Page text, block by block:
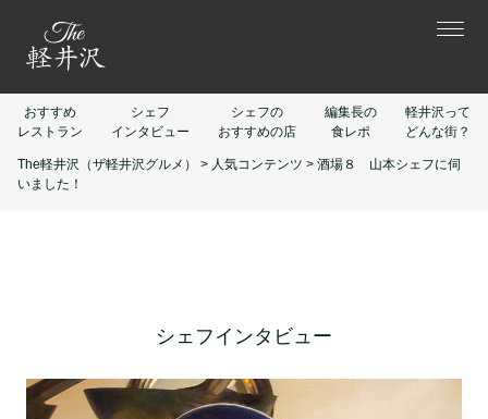
おすすめ
レストラン
シェフ
インタビュー
シェフの
おすすめの店
編集長の
食レポ
軽井沢って
どんな街？
The軽井沢（ザ軽井沢グルメ） > 人気コンテンツ > 酒場８ 山本シェフに伺
いました！
シェフインタビュー